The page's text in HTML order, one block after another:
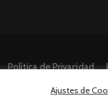
Política de Privacidad
Ajustes de